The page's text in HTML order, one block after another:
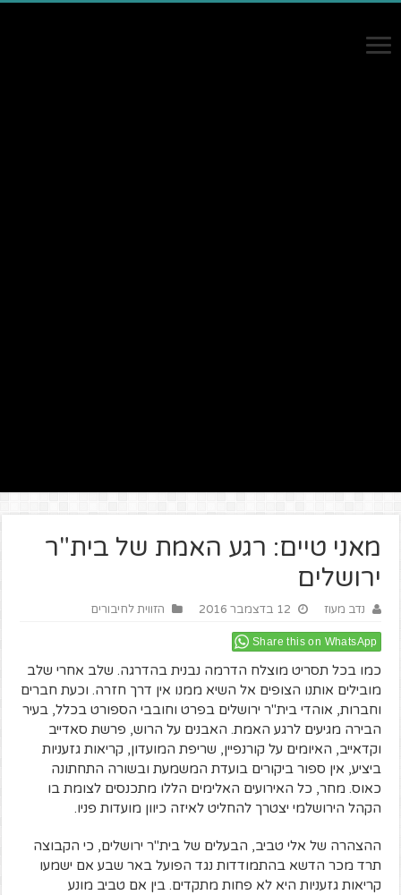
מאני טיים: רגע האמת של בית"ר
ירושלים
נדב מעוז 12 בדצמבר 2016 הזווית לחיבורים
Share this on WhatsApp
כמו בכל תסריט מוצלח הדרמה נבנית בהדרגה. שלב אחרי שלב
מובילים אותנו הצופים אל השיא ממנו אין דרך חזרה. וכעת חברים
וחברות, אוהדי בית"ר ירושלים בפרט וחובבי הספורט בכלל, בעיר
הבירה מגיעים לרגע האמת. האבנים על הרוש, פרשת סאדייב
וקדאייב, האיומים על קורנפיין, שריפת המועדון, קריאות גזעניות
ביציע, אין ספור ביקורים בועדת המשמעת ובשורה התחתונה
כאוס. מחר, כל האירועים האלימים הללו מתכנסים לצומת בו
הקהל הירושלמי יצטרך להחליט לאיזה כיוון מועדות פניו.
ההצהרה של אלי טביב, הבעלים של בית"ר ירושלים, כי הקבוצה
תרד מכר הדשא בהתמודדות נגד הפועל באר שבע אם ישמעו
קריאות גזעניות היא לא פחות מתקדים. בין אם טביב מונע